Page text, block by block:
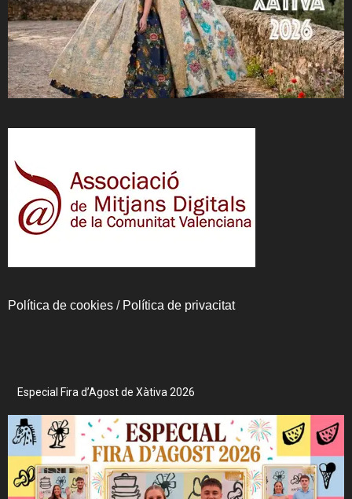
Política de cookies / Política de privacitat
Especial Fira d’Agost de Xàtiva 2026